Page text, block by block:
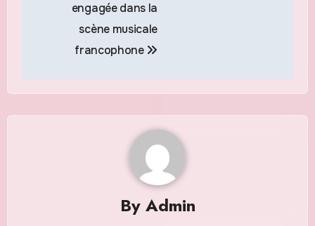
l’article
engagée dans la
scène musicale
francophone
By Admin